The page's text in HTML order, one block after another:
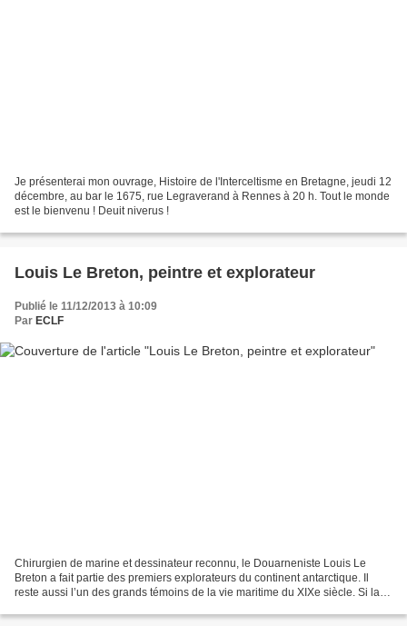
Je présenterai mon ouvrage, Histoire de l'Interceltisme en Bretagne, jeudi 12
décembre, au bar le 1675, rue Legraverand à Rennes à 20 h. Tout le monde
est le bienvenu ! Deuit niverus !
Louis Le Breton, peintre et explorateur
Publié le 11/12/2013 à 10:09
Par ECLF
Chirurgien de marine et dessinateur reconnu, le Douarneniste Louis Le
Breton a fait partie des premiers explorateurs du continent antarctique. Il
reste aussi l’un des grands témoins de la vie maritime du XIXe siècle. Si la